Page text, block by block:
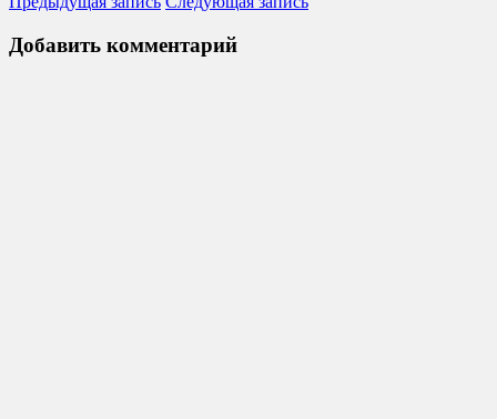
Добавить комментарий